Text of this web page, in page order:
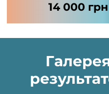
14 000 грн